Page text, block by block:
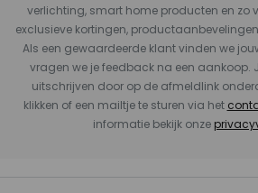
verlichting, smart home producten en zo
exclusieve kortingen,
Als een gewaardeerde klant vinden we
vragen we je feedback na een aankoop.
uitschrijven door op de afmeldlink
klikken of een mailtje te sturen via het
informatie bekijk onze